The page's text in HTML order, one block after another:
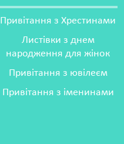
Привітання з Хрестинами
Листівки з днем
народження для жінок
Привітання з ювілеєм
Привітання з іменинами